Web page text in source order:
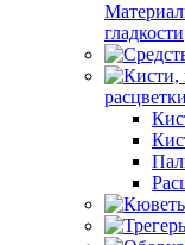
гладкости
расцветки